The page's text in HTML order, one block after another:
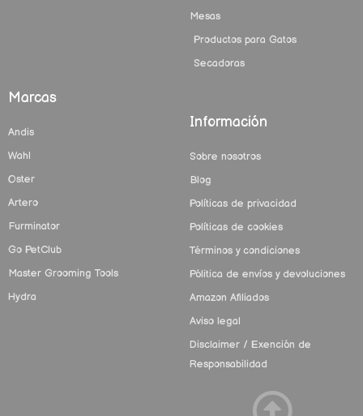
Mesas
Productos para Gatos
Secadoras
Marcas
Andis
Wahl
Oster
Artero
Furminator
Go PetClub
Master Grooming Tools
Hydra
Información
Sobre nosotros
Blog
Políticas de privacidad
Políticas de cookies
Términos y condiciones
Pólitica de envíos y devoluciones
Amazon Afiliados
Aviso legal
Disclaimer / Exención de
Responsabilidad